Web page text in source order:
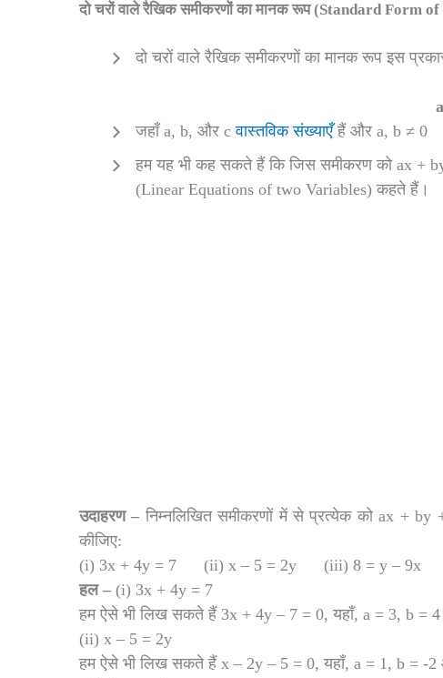
दो चरों वाले रैखिक समीकरणों का मानक रूप (Standard Form
दो चरों वाले रैखिक समीकरणों का मानक रूप इस
जहाँ a, b, और cवास्तविक संख्याएँहैं और a, b ≠ 0
हम यह भी कह सकते हैं कि जिस समीकरण को ax +
(Linear Equations of two Variables) कहते हैं।
उदाहरण–निम्नलिखित समीकरणों में से प्रत्येक को ax +
कीजिए:
(i) 3x + 4y = 7 (ii) x – 5 = 2y (iii) 8 = y –
हल– (i) 3x + 4y = 7
हम ऐसे भी लिख सकते हैं 3x + 4y – 7 = 0, यहाँ, a = 3, b =
(ii) x – 5 = 2y
हम ऐसे भी लिख सकते हैं x – 2y – 5 = 0, यहाँ, a = 1, b = -